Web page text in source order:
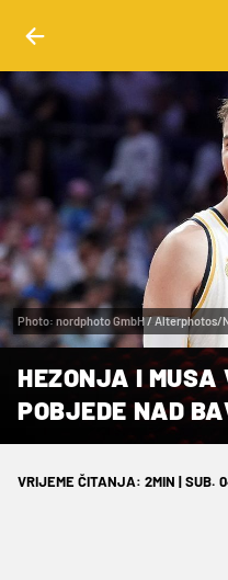
Photo: nordphoto GmbH / Alterphotos/
HEZONJA I MUSA
POBJEDE NAD
VRIJEME ČITANJA: 2MIN | SUB.